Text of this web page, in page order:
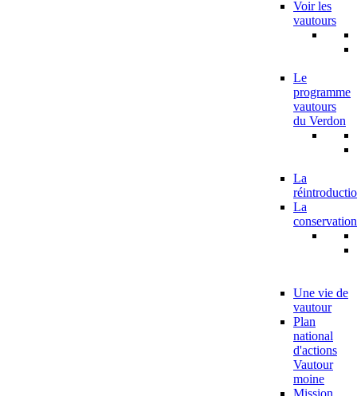
Voir les
vautours
Le
programme
vautours
du Verdon
La
La
conservation
Une vie de
vautour
Plan
national
d'actions
Vautour
moine